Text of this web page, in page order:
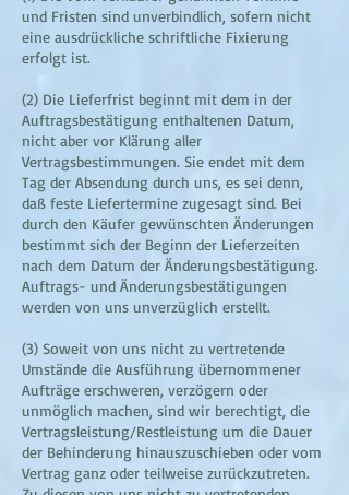
und Fristen sind unverbindlich, sofern nicht
eine ausdrückliche schriftliche Fixierung
erfolgt ist.
(2) Die Lieferfrist beginnt mit dem in der
Auftragsbestätigung enthaltenen Datum,
nicht aber vor Klärung aller
Vertragsbestimmungen. Sie endet mit dem
Tag der Absendung durch uns, es sei denn,
daß feste Liefertermine zugesagt sind. Bei
durch den Käufer gewünschten Änderungen
bestimmt sich der Beginn der Lieferzeiten
nach dem Datum der Änderungsbestätigung.
Auftrags- und Änderungsbestätigungen
werden von uns unverzüglich erstellt.
(3) Soweit von uns nicht zu vertretende
Umstände die Ausführung übernommener
Aufträge erschweren, verzögern oder
unmöglich machen, sind wir berechtigt, die
Vertragsleistung/Restleistung um die Dauer
der Behinderung hinauszuschieben oder vom
Vertrag ganz oder teilweise zurückzutreten.